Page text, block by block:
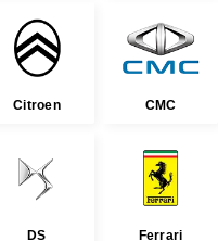
Citroen CMC
DS Ferrari